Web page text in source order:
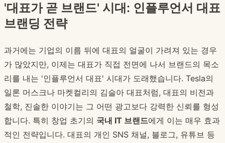
'대표가 곧 브랜드' 시대: 인플루언서 대표
브랜딩 전략
과거에는 기업의 이름 뒤에 대표의 얼굴이 가려져 있는 경우
가 많았지만, 이제는 대표가 직접 전면에 나서 브랜드의 목소
리를 내는 '인플루언서 대표' 시대가 도래했습니다. Tesla의
일론 머스크나 마켓컬리의 김슬아 대표처럼, 대표의 비전과
철학, 진솔한 이야기는 그 어떤 광고보다 강력한 신뢰를 형성
합니다. 특히 창업 초기의 국내 IT 브랜드에게 이는 매우 효과
적인 전략입니다. 대표의 개인 SNS 채널, 블로그, 유튜브 등